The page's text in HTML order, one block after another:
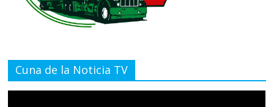
Cuna de la Noticia TV